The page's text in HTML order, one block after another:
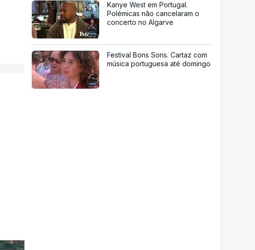
Kanye West em Portugal.
Polémicas não cancelaram o
concerto no Algarve
Festival Bons Sons. Cartaz com
música portuguesa até domingo